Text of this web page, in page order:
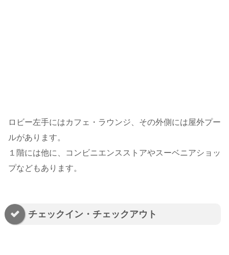
ロビー左手にはカフェ・ラウンジ、その外側には屋外プー
ルがあります。
１階には他に、コンビニエンスストアやスーベニアショッ
プなどもあります。
チェックイン・チェックアウト